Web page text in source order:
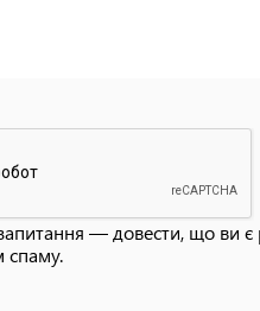
— довести, що ви є
спаму.